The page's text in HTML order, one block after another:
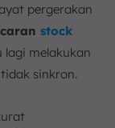
pergerakan
stock
melakukan
sinkron.